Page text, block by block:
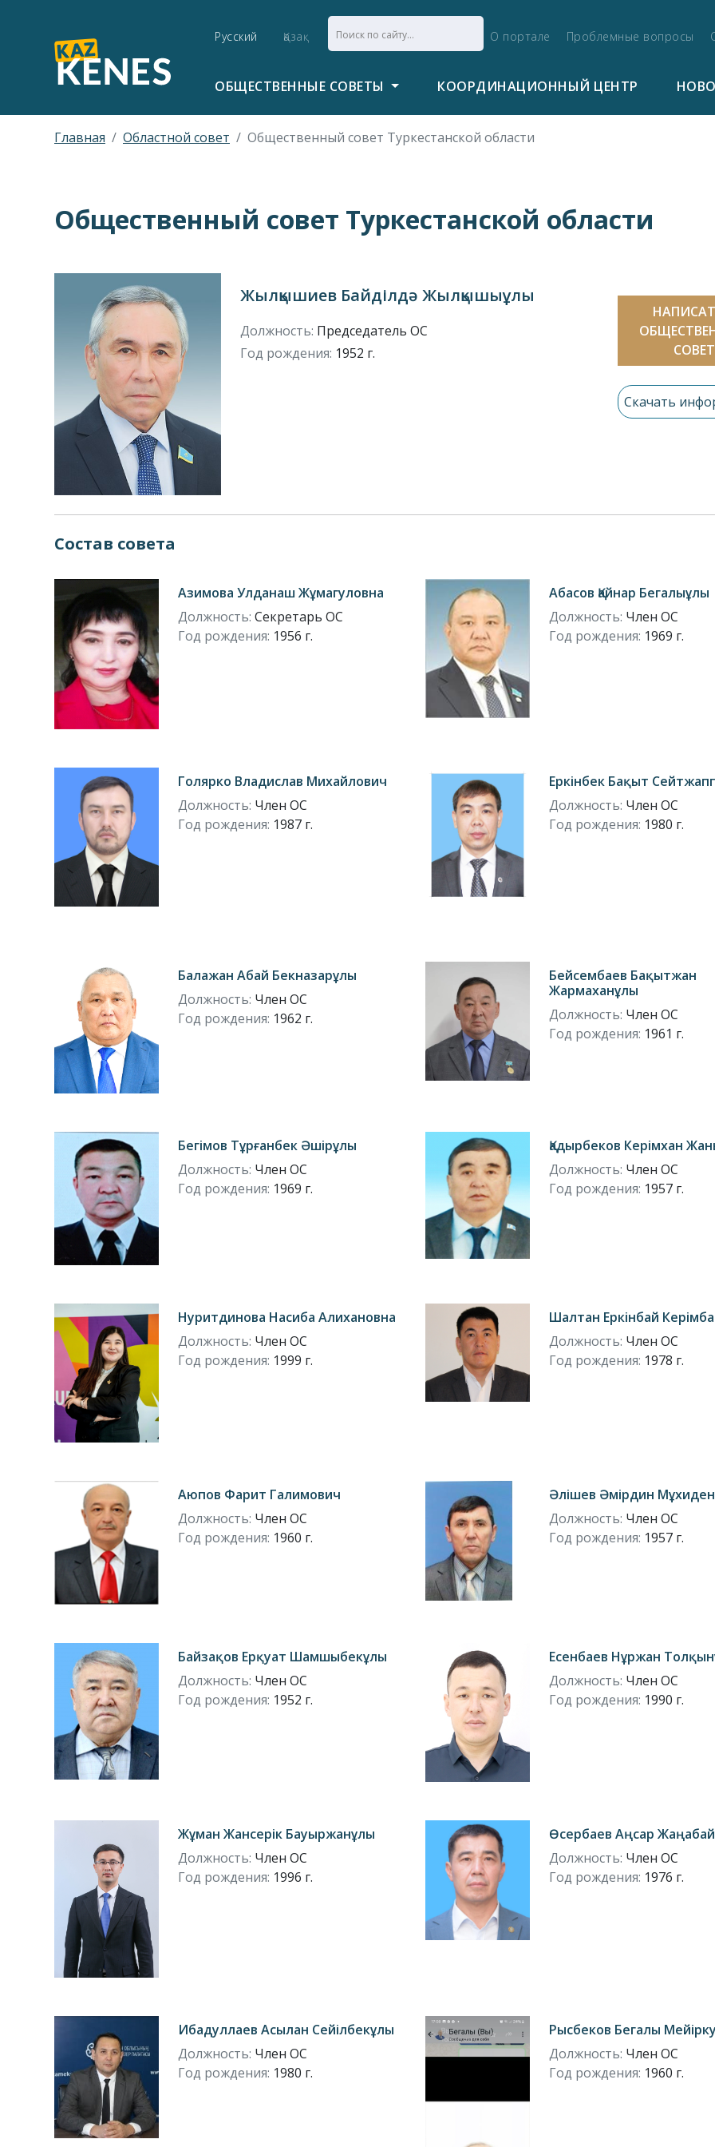
Русский Қазақ О портале Проблемные вопросы
ОБЩЕСТВЕННЫЕ СОВЕТЫ КООРДИНАЦИОННЫЙ ЦЕНТР
Главная Областной совет Общественный совет Туркестанской области
Общественный совет Туркестанской области
Жылқышиев Байділдә Жылқышыұлы
Должность: Председатель ОС
Год рождения: 1952 г.
СОВЕТ
Скачать
Состав совета
Азимова Улданаш Жұмагуловна
Должность: Секретарь ОС
Год рождения: 1956 г.
Абасов Қайнар Бегалыұлы
Должность: Член ОС
Год рождения: 1969 г.
Голярко Владислав Михайлович
Должность: Член ОС
Год рождения: 1987 г.
Еркінбек Бақыт
Должность: Член ОС
Год рождения: 1980 г.
Балажан Абай Бекназарұлы
Должность: Член ОС
Год рождения: 1962 г.
Бейсембаев Бақытжан
Жармаханұлы
Должность: Член ОС
Год рождения: 1961 г.
Бегімов Тұрғанбек Әшірұлы
Должность: Член ОС
Год рождения: 1969 г.
Қадырбеков Керімхан
Должность: Член ОС
Год рождения: 1957 г.
Нуритдинова Насиба Алихановна
Должность: Член ОС
Год рождения: 1999 г.
Шалтан Еркінбай
Должность: Член ОС
Год рождения: 1978 г.
Аюпов Фарит Галимович
Должность: Член ОС
Год рождения: 1960 г.
Әлішев Әмірдин
Должность: Член ОС
Год рождения: 1957 г.
Байзақов Ерқуат Шамшыбекұлы
Должность: Член ОС
Год рождения: 1952 г.
Есенбаев Нұржан
Должность: Член ОС
Год рождения: 1990 г.
Жұман Жансерік Бауыржанұлы
Должность: Член ОС
Год рождения: 1996 г.
Өсербаев Аңсар
Должность: Член ОС
Год рождения: 1976 г.
Ибадуллаев Асылан Сейілбекұлы
Должность: Член ОС
Год рождения: 1980 г.
Рысбеков Бегалы
Должность: Член ОС
Год рождения: 1960 г.